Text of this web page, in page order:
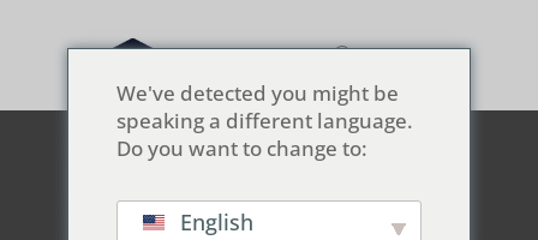
We've detected you might be
speaking a different language.
Do you want to change to:
English